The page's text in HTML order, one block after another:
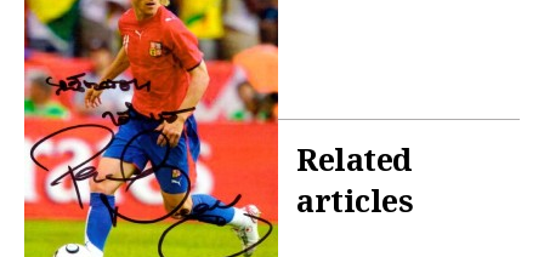
Related
articles